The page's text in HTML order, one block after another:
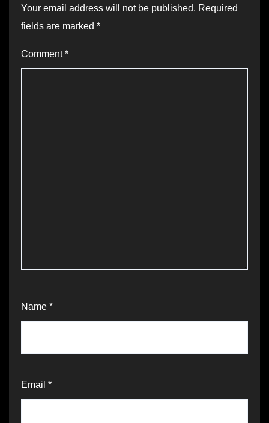
Your email address will not be published. Required
fields are marked *
Comment*
Name *
Email *